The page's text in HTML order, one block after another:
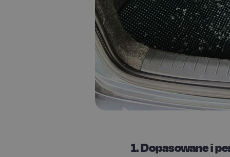
1. Dopasowane i